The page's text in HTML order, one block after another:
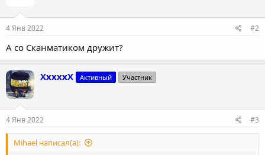
:
4 Янв 2022 #2
А со Сканматиком дружит?
XxxxxX Активный Участник
4 Янв 2022 #3
Mihael написал(а):